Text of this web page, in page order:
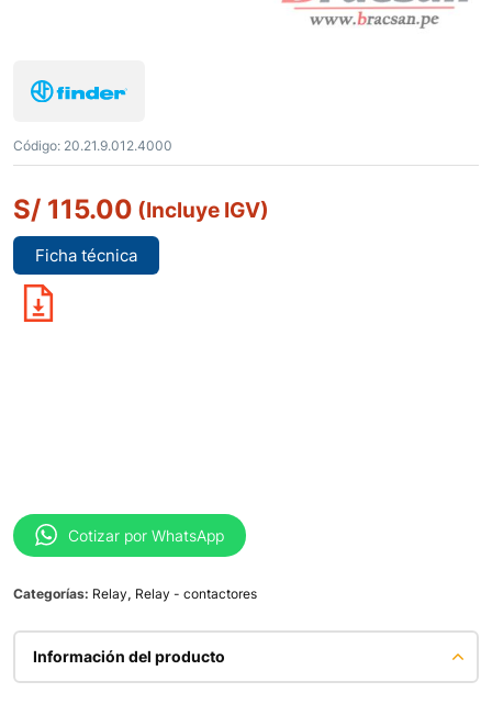
Código: 20.21.9.012.4000
S/ 115.00 (Incluye IGV)
Ficha técnica
Cotizar por WhatsApp
Categorías: Relay, Relay - contactores
Información del producto